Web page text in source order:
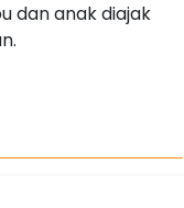
dan anak diajak